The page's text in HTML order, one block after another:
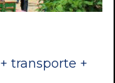
transporte +